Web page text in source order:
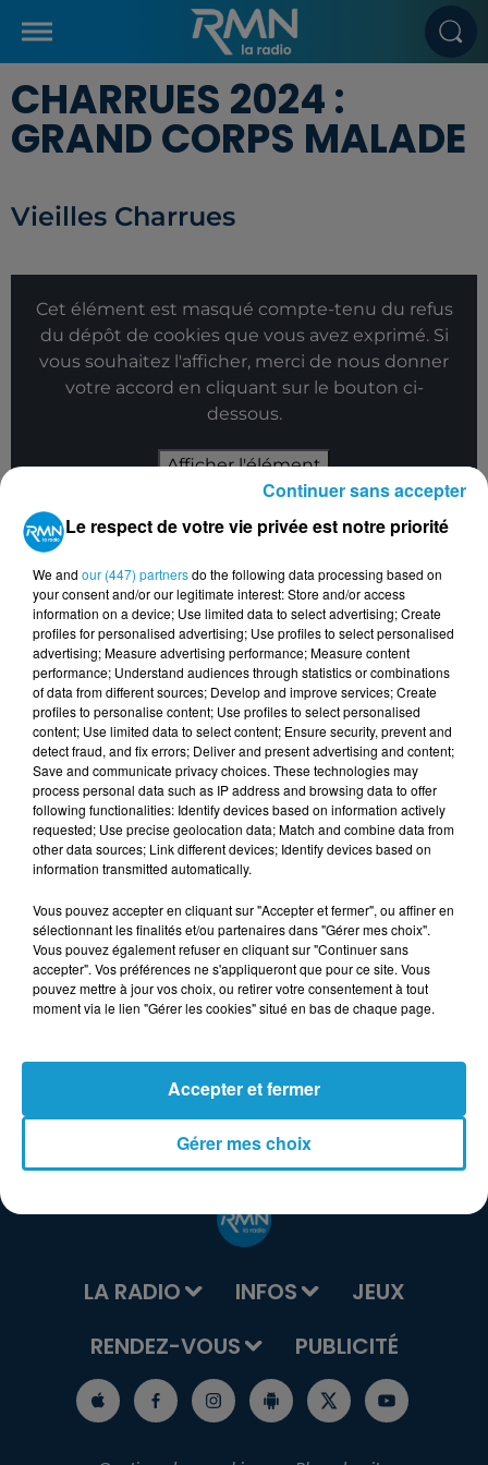
CHARRUES 2024 :
GRAND CORPS MALADE
Vieilles Charrues
Cet élément est masqué compte-tenu du refus
du dépôt de cookies que vous avez exprimé. Si
vous souhaitez l'afficher, merci de nous donner
votre accord en cliquant sur le bouton ci-
dessous.
Afficher l'élément
TITRES DIFFUSÉS Voir plus
13h31
13h31
LOUIS BERTIGNAC
Ces Idées Là
13h27
13h27
KIM WILDE
You Keep Me
Hangin' On
13h23
13h23
PHIL COLLINS
A Groovy Kind Of
Love
LA RADIO INFOS
JEUX
RENDEZ-VOUS
PUBLICITÉ
Le respect de votre vie privée est notre priorité
We and our (447) partnersdo the following data processing based on
your consent and/or our legitimate interest: Store and/or access
information on a device; Use limited data to select advertising; Create
profiles for personalised advertising; Use profiles to select personalised
advertising; Measure advertising performance; Measure content
performance; Understand audiences through statistics or combinations
of data from different sources; Develop and improve services; Create
profiles to personalise content; Use profiles to select personalised
content; Use limited data to select content; Ensure security, prevent and
detect fraud, and fix errors; Deliver and present advertising and content;
Save and communicate privacy choices. These technologies may
process personal data such as IP address and browsing data to offer
following functionalities: Identify devices based on information actively
requested; Use precise geolocation data; Match and combine data from
other data sources; Link different devices; Identify devices based on
information transmitted automatically.
Vous pouvez accepter en cliquant sur "Accepter et fermer", ou affiner en
sélectionnant les finalités et/ou partenaires dans "Gérer mes choix".
Vous pouvez également refuser en cliquant sur "Continuer sans
accepter". Vos préférences ne s'appliqueront que pour ce site. Vous
pouvez mettre à jour vos choix, ou retirer votre consentement à tout
moment via le lien "Gérer les cookies" situé en bas de chaque page.
Gérer mes choix
Accepter et fermer
Continuer sans accepter